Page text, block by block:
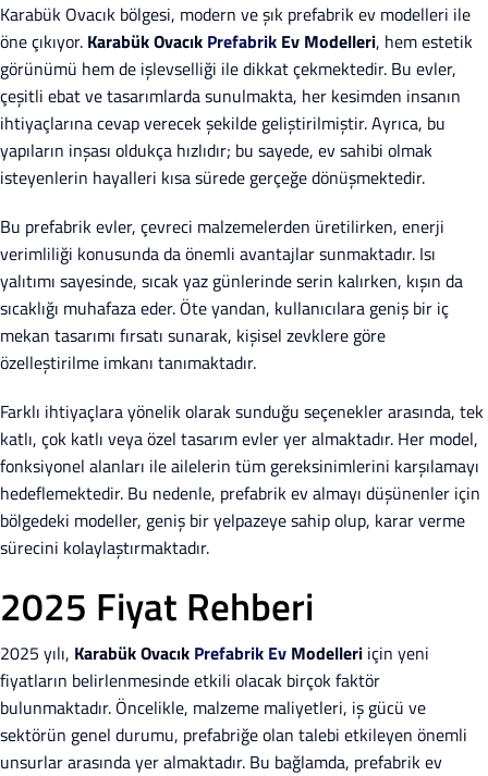
Karabük Ovacık bölgesi, modern ve şık prefabrik ev modelleri ile
öne çıkıyor. Karabük Ovacık Prefabrik Ev Modelleri, hem estetik
görünümü hem de işlevselliği ile dikkat çekmektedir. Bu evler,
çeşitli ebat ve tasarımlarda sunulmakta, her kesimden insanın
ihtiyaçlarına cevap verecek şekilde geliştirilmiştir. Ayrıca, bu
yapıların inşası oldukça hızlıdır; bu sayede, ev sahibi olmak
isteyenlerin hayalleri kısa sürede gerçeğe dönüşmektedir.
Bu prefabrik evler, çevreci malzemelerden üretilirken, enerji
verimliliği konusunda da önemli avantajlar sunmaktadır. Isı
yalıtımı sayesinde, sıcak yaz günlerinde serin kalırken, kışın da
sıcaklığı muhafaza eder. Öte yandan, kullanıcılara geniş bir iç
mekan tasarımı fırsatı sunarak, kişisel zevklere göre
özelleştirilme imkanı tanımaktadır.
Farklı ihtiyaçlara yönelik olarak sunduğu seçenekler arasında, tek
katlı, çok katlı veya özel tasarım evler yer almaktadır. Her model,
fonksiyonel alanları ile ailelerin tüm gereksinimlerini karşılamayı
hedeflemektedir. Bu nedenle, prefabrik ev almayı düşünenler için
bölgedeki modeller, geniş bir yelpazeye sahip olup, karar verme
sürecini kolaylaştırmaktadır.
2025 Fiyat Rehberi
2025 yılı, Karabük Ovacık Prefabrik Ev Modelleri için yeni
fiyatların belirlenmesinde etkili olacak birçok faktör
bulunmaktadır. Öncelikle, malzeme maliyetleri, iş gücü ve
sektörün genel durumu, prefabriğe olan talebi etkileyen önemli
unsurlar arasında yer almaktadır. Bu bağlamda, prefabrik ev